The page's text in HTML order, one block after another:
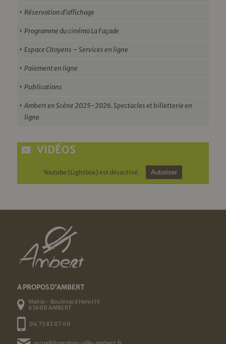
Réservation d’affichage
Programme du cinéma La Façade
Espace Citoyens – Services en ligne
Paiement en ligne
Publications
Ambert en Scène 2025-2026. Spectacles et billetterie en
ligne
VIDÉOS
Youtube (Lightbox) est désactivé. Autoriser
A PROPOS D'AMBERT
Mairie - Boulevard Henri IV
63600 AMBERT
04 73 82 07 60